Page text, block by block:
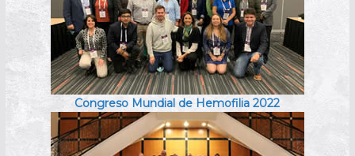
Congreso Mundial de Hemofilia 2022